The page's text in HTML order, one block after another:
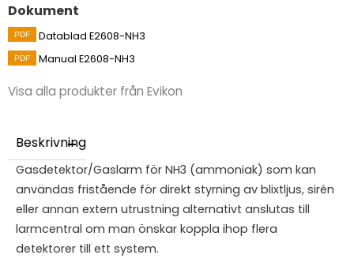
Dokument
Datablad E2608-NH3
Manual E2608-NH3
Visa alla produkter från Evikon
Beskrivning
Gasdetektor/Gaslarm för NH3 (ammoniak) som kan
användas fristående för direkt styrning av blixtljus, sirén
eller annan extern utrustning alternativt anslutas till
larmcentral om man önskar koppla ihop flera
detektorer till ett system.